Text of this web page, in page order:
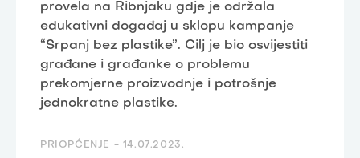
provela na Ribnjaku gdje je održala
edukativni događaj u sklopu kampanje
“Srpanj bez plastike”. Cilj je bio osvijestiti
građane i građanke o problemu
prekomjerne proizvodnje i potrošnje
jednokratne plastike.
PRIOPĆENJE - 14.07.2023.